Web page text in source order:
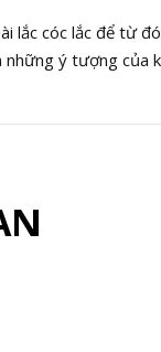
lắc cóc lắc để từ
ý tượng của